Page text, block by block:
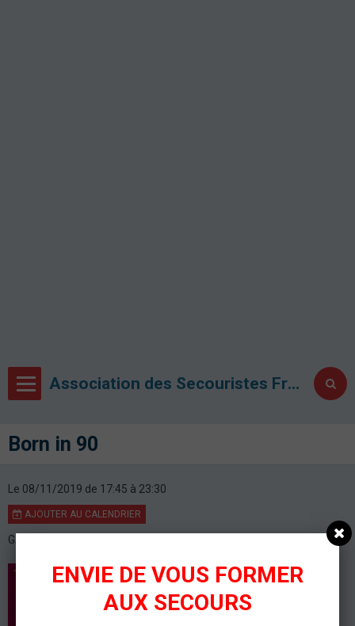
Association des Secouristes Français Croix Blanche de Metz
Born in 90
Le 08/11/2019 de 17:45 à 23:30
AJOUTER AU CALENDRIER
GALAXIE
ENVIE DE VOUS FORMER
AUX SECOURS